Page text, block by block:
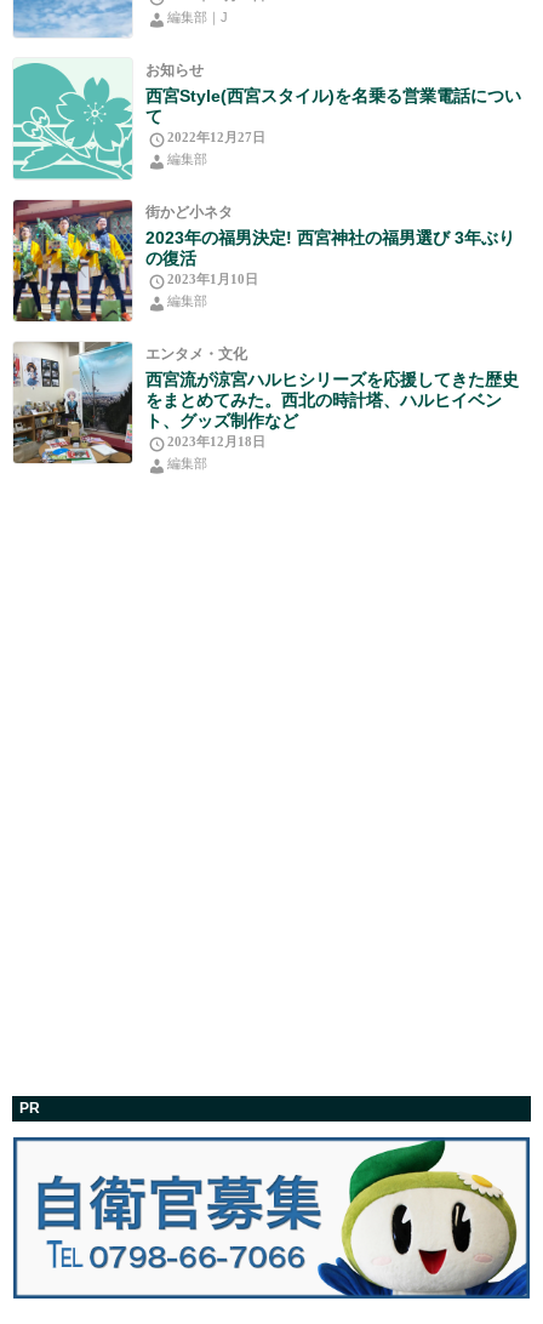
編集部｜J
お知らせ
西宮Style(西宮スタイル)を名乗る営業電話につい
て
2022年12月27日
編集部
街かど小ネタ
2023年の福男決定! 西宮神社の福男選び 3年ぶり
の復活
2023年1月10日
編集部
エンタメ・文化
西宮流が涼宮ハルヒシリーズを応援してきた歴史
をまとめてみた。西北の時計塔、ハルヒイベン
ト、グッズ制作など
2023年12月18日
編集部
PR